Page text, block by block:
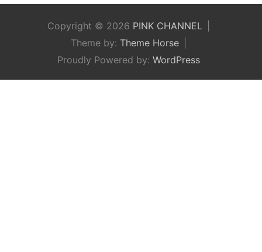
Copyright © 2026 PINK CHANNEL
Theme by: Theme Horse
Proudly Powered by: WordPress